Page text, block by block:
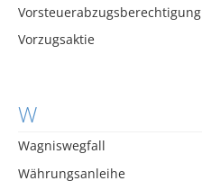
Vorsteuerabzugsberechtigung
Vorzugsaktie
W
Wagniswegfall
Währungsanleihe